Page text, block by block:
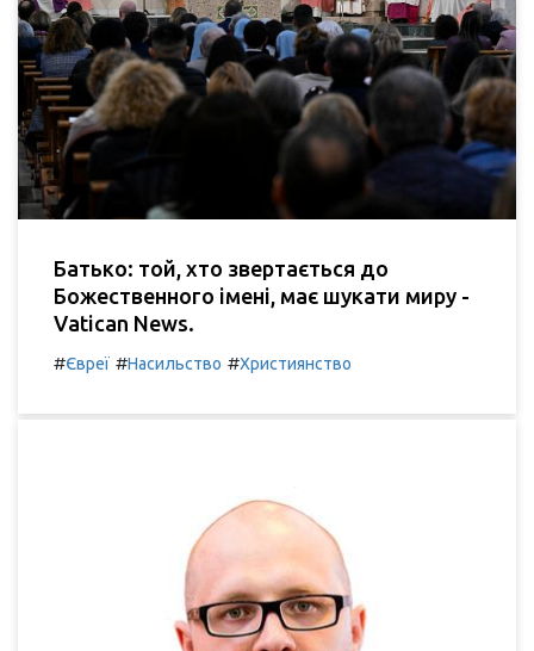
Батько: той, хто звертається до
Божественного імені, має шукати миру -
Vatican News.
#Євреї #Насильство #Християнство